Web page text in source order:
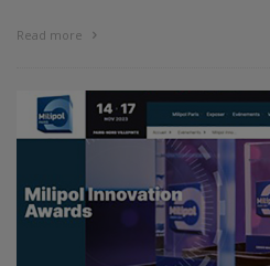
Read more